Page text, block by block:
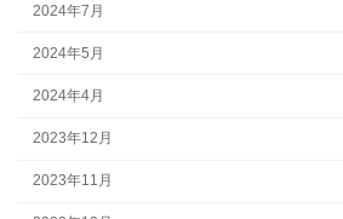
2024年7月
2024年5月
2024年4月
2023年12月
2023年11月